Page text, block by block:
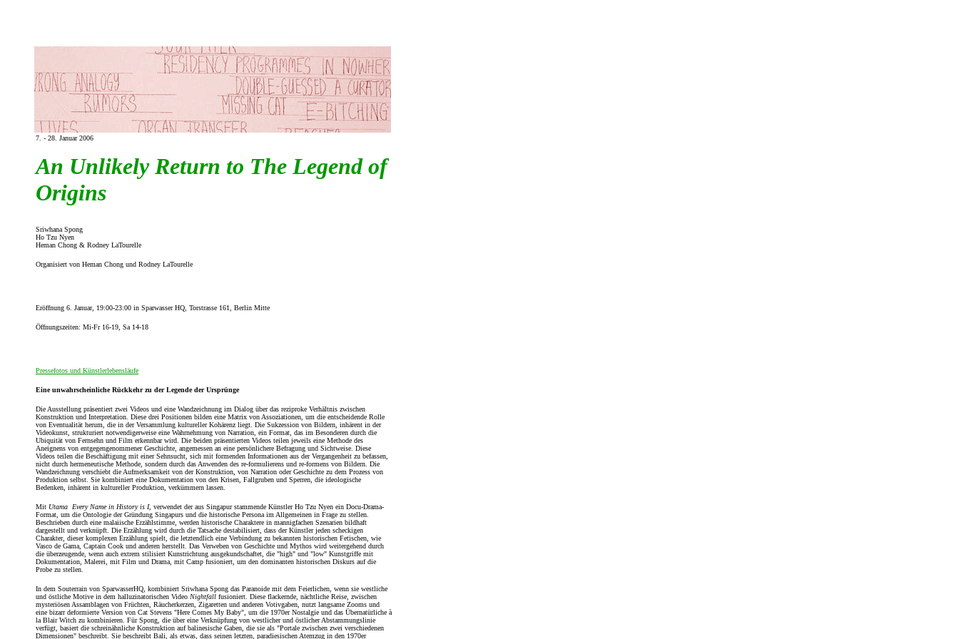
7. - 28. Januar 2006
An Unlikely Return to The Legend of
Origins
Sriwhana Spong
Ho Tzu Nyen
Heman Chong & Rodney LaTourelle
Organisiert von Heman Chong und Rodney LaTourelle
Eröffnung 6. Januar, 19:00-23:00 in Sparwasser HQ, Torstrasse 161, Berlin Mitte
Öffnungszeiten: Mi-Fr 16-19, Sa 14-18
Pressefotos und Künstlerlebensläufe
Eine unwahrscheinliche Rückkehr zu der Legende der Ursprünge
Die Ausstellung präsentiert zwei Videos und eine Wandzeichnung im Dialog über das reziproke Verhältnis zwischen
Konstruktion und Interpretation. Diese drei Positionen bilden eine Matrix von Assoziationen, um die entscheidende Rolle
von Eventualität herum, die in der Versammlung kultureller Kohärenz liegt. Die Sukzession von Bildern, inhärent in der
Videokunst, strukturiert notwendigerweise eine Wahrnehmung von Narration, ein Format, das im Besonderen durch die
Ubiquität von Fernsehn und Film erkennbar wird. Die beiden präsentierten Videos teilen jeweils eine Methode des
Aneignens von entgegengenommener Geschichte, angemessen an eine persönlichere Befragung und Sichtweise. Diese
Videos teilen die Beschäftigung mit einer Sehnsucht, sich mit formenden Informationen aus der Vergangenheit zu befassen,
nicht durch hermeneutische Methode, sondern durch das Anwenden des re-formulierens und re-formens von Bildern. Die
Wandzeichnung verschiebt die Aufmerksamkeit von der Konstruktion, von Narration oder Geschichte zu dem Prozess von
Produktion selbst. Sie kombiniert eine Dokumentation von den Krisen, Fallgruben und Sperren, die ideologische
Bedenken, inhärent in kultureller Produktion, verkümmern lassen.
Mit Utama ­ Every Name in History is I, verwendet der aus Singapur stammende Künstler Ho Tzu Nyen ein Docu-Drama-
Format, um die Ontologie der Gründung Singapurs und die historische Persona im Allgemeinen in Frage zu stellen.
Beschrieben durch eine malaiische Erzählstimme, werden historische Charaktere in mannigfachen Szenarien bildhaft
dargestellt und verknüpft. Die Erzählung wird durch die Tatsache destabilisiert, dass der Künstler jeden scheckigen
Charakter, dieser komplexen Erzählung spielt, die letztendlich eine Verbindung zu bekannten historischen Fetischen, wie
Vasco de Gama, Captain Cook und anderen herstellt. Das Verweben von Geschichte und Mythos wird weitergehend durch
die überzeugende, wenn auch extrem stilisiert Kunstrichtung ausgekundschaftet, die "high" und "low" Kunstgriffe mit
Dokumentation, Malerei, mit Film und Drama, mit Camp fusioniert, um den dominanten historischen Diskurs auf die
Probe zu stellen.
In dem Souterrain von SparwasserHQ, kombiniert Sriwhana Spong das Paranoide mit dem Feierlichen, wenn sie westliche
und östliche Motive in dem halluzinatorischen Video Nightfall fusioniert. Diese flackernde, nächtliche Reise, zwischen
mysteriösen Assamblagen von Früchten, Räucherkerzen, Zigaretten und anderen Votivgaben, nutzt langsame Zooms und
eine bizarr deformierte Version von Cat Stevens "Here Comes My Baby", um die 1970er Nostalgie und das Übernatürliche à
la Blair Witch zu kombinieren. Für Spong, die über eine Verknüpfung von westlicher und östlicher Abstammungslinie
verfügt, basiert die schreinähnliche Konstruktion auf balinesische Gaben, die sie als "Portale zwischen zwei verschiedenen
Dimensionen" beschreibt. Sie beschreibt Bali, als etwas, dass seinen letzten, paradiesischen Atemzug in den 1970er